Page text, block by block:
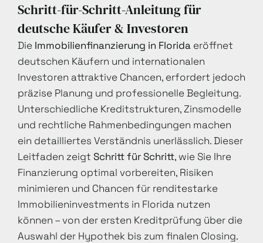
Schritt-für-Schritt-Anleitung für
deutsche Käufer & Investoren
Die Immobilienfinanzierung in Florida eröffnet
deutschen Käufern und internationalen
Investoren attraktive Chancen, erfordert jedoch
präzise Planung und professionelle Begleitung.
Unterschiedliche Kreditstrukturen, Zinsmodelle
und rechtliche Rahmenbedingungen machen
ein detailliertes Verständnis unerlässlich. Dieser
Leitfaden zeigt Schritt für Schritt, wie Sie Ihre
Finanzierung optimal vorbereiten, Risiken
minimieren und Chancen für renditestarke
Immobilieninvestments in Florida nutzen
können – von der ersten Kreditprüfung über die
Auswahl der Hypothek bis zum finalen Closing.